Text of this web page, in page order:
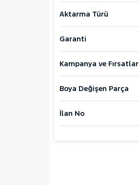
MONDEO
Mustang Mach-E
RANGER
RANGER RAPTOR
TOURNEO CONNECT
Aktarma Türü
Garanti
Kampanya ve Fırsatlar
Boya Değişen Parça
İlan No